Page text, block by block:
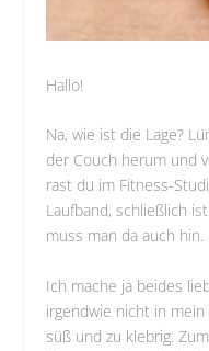
Hallo!
Na, wie ist die Lage?
der Couch herum und
rast du im Fitness-
Laufband, schließlich
muss man da auch hin.
Ich mache ja beides
irgendwie nicht in
süß und zu klebrig.